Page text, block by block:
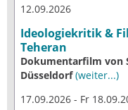
12.09.2026
Ideologiekritik &
Teheran
Dokumentarfilm von
Düsseldorf(weiter...)
17.09.2026 - Fr